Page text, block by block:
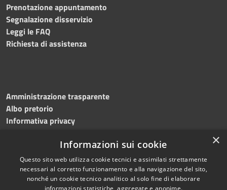
Prenotazione appuntamento
Segnalazione disservizio
Leggi le FAQ
Richiesta di assistenza
Amministrazione trasparente
Albo pretorio
Informativa privacy
Dichiarazione di accessibilità Meccanismo di feedback ×
Informazioni sui cookie
Questo sito web utilizza cookie tecnici e assimilati strettamente
necessari al corretto funzionamento e alla navigazione del sito,
nonché un cookie tecnico analitico al solo fine di elaborare
informazioni statistiche, aggregate e anonime.